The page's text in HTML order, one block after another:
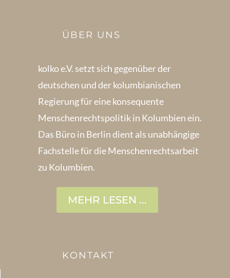
ÜBER UNS
kolko e.V. setzt sich gegenüber der
deutschen und der kolumbianischen
Regierung für eine konsequente
Menschenrechts­politik in Kolum­bien ein.
Das Büro in Berlin dient als unabhängige
Fachstelle für die Menschen­rechtsarbeit
zu Kolumbien.
MEHR LESEN ...
KONTAKT